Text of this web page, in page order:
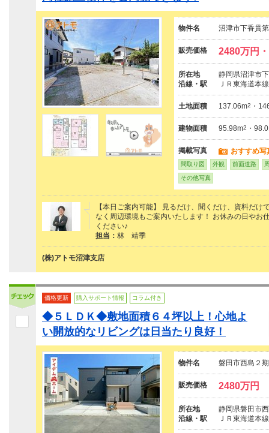
物件名 沼津市下香貫
販売価格 2480万円
所在地
静岡県沼津市
沿線・駅
ＪＲ東海道本
土地面積 137.06m2 ・
建物面積 95.98m2 ・
掲載写真 おすすめ写
間取り図 外観 前面道路
その他写真
【本日ご案内可能】 見るだけ、聞くだけ、資料だ
なく周辺環境もご案内いたします！ お休みの日やお
ください♪
担当： 林 靖季
(株)アトモ沼津支店
価格更新 購入サポート情報 コラム付き
◆５ＬＤＫ◆敷地面積６４坪以上！心地よ
い開放的なリビングは日当たり良好！
物件名 磐田市西島２
販売価格 2480万円
所在地
静岡県磐田市
沿線・駅
ＪＲ東海道本